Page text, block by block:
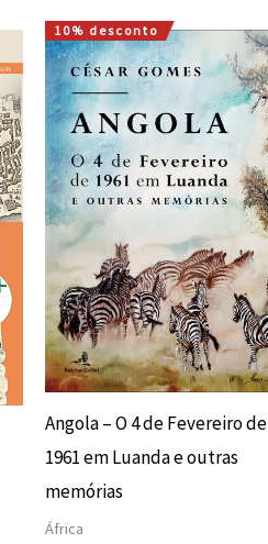
10% desconto
Angola – O 4 de Fevereiro de
1961 em Luanda e outras
memórias
África
O
preço
original
era:
15,00 €.
O
preço
atual
13,50 €.